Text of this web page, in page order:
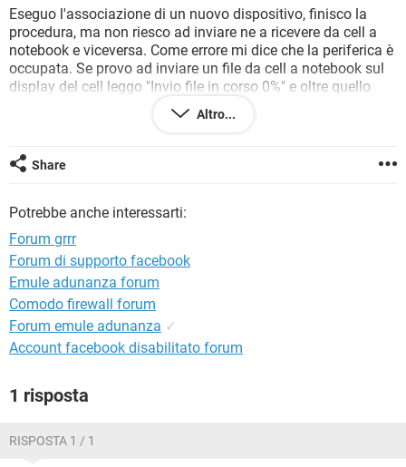
HARDWARE
INSTAGRAM WHATSAPP
TIKTOK FACEBOOK
HARDWARE
Eseguo l'associazione di un nuovo dispositivo, finisco la
procedura, ma non riesco ad inviare ne a ricevere da cell a
notebook e viceversa. Come errore mi dice che la periferica è
occupata. Se provo ad inviare un file da cell a notebook sul
display del cell leggo "Invio file in corso 0%" e oltre quello
non si smuove o succede nulla.
anticipatamente e saluti !
Gavril
Altro...
Share
Potrebbe anche interessarti:
Forum grrr
Forum di supporto facebook
Emule adunanza forum
Comodo firewall forum
Forum emule adunanza ✓
Account facebook disabilitato forum
1 risposta
RISPOSTA 1 / 1